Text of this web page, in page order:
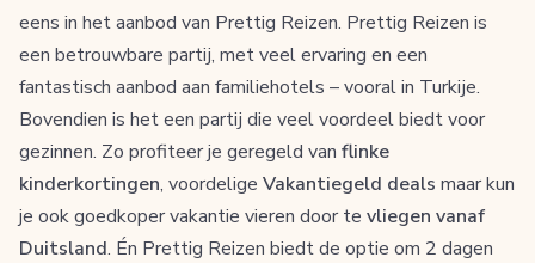
eens in het aanbod van Prettig Reizen. Prettig Reizen is
een betrouwbare partij, met veel ervaring en een
fantastisch aanbod aan familiehotels – vooral in Turkije.
Bovendien is het een partij die veel voordeel biedt voor
gezinnen. Zo profiteer je geregeld van flinke
kinderkortingen, voordelige Vakantiegeld deals maar kun
je ook goedkoper vakantie vieren door te vliegen vanaf
Duitsland. Én Prettig Reizen biedt de optie om 2 dagen